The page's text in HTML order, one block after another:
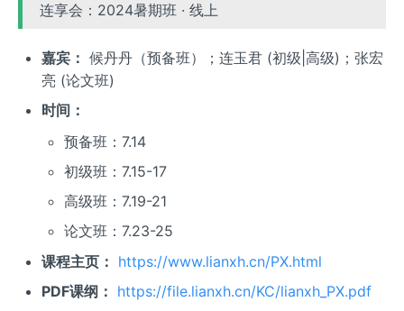
连享会：2024暑期班 · 线上
嘉宾： 候丹丹（预备班）；连玉君 (初级|高级)；张宏
亮 (论文班)
时间：
预备班：7.14
初级班：7.15-17
高级班：7.19-21
论文班：7.23-25
课程主页： https://www.lianxh.cn/PX.html
PDF课纲： https://file.lianxh.cn/KC/lianxh_PX.pdf